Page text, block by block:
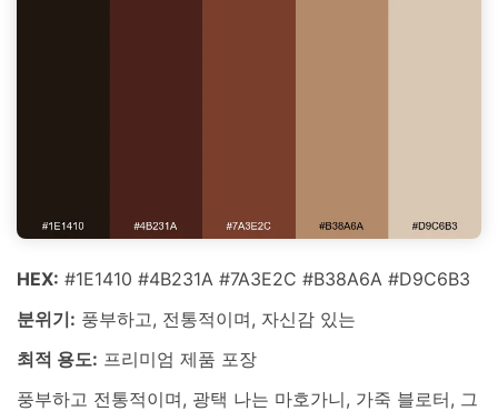
HEX: #1E1410 #4B231A #7A3E2C #B38A6A #D9C6B3
분위기: 풍부하고, 전통적이며, 자신감 있는
최적 용도: 프리미엄 제품 포장
풍부하고 전통적이며, 광택 나는 마호가니, 가죽 블로터, 그